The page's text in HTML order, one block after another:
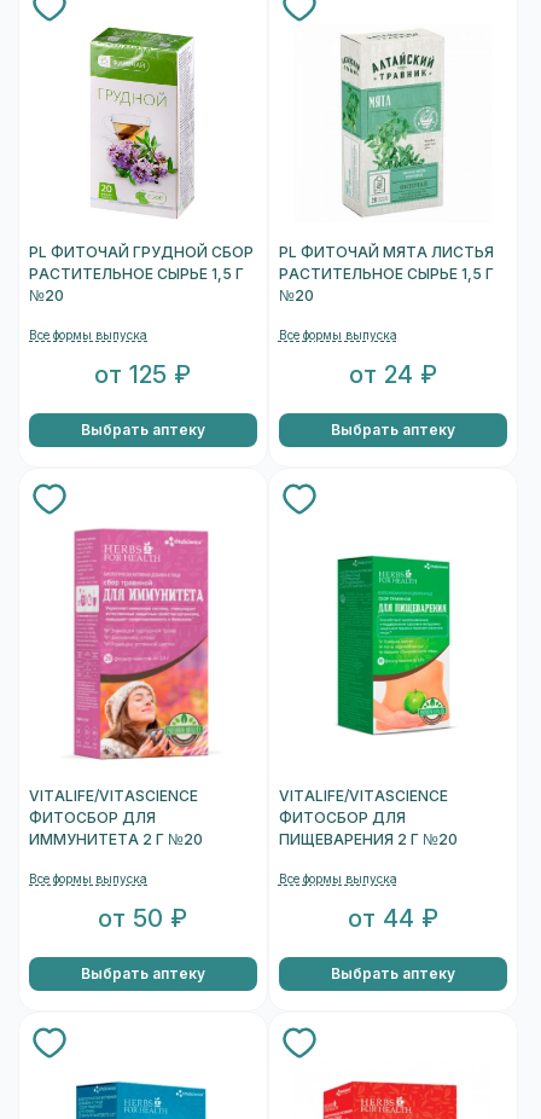
PL ФИТОЧАЙ ГРУДНОЙ СБОР
РАСТИТЕЛЬНОЕ СЫРЬЕ 1,5 Г
№20
Все формы выпуска
от 125 ₽
Выбрать аптеку
PL ФИТОЧАЙ МЯТА ЛИСТЬЯ
РАСТИТЕЛЬНОЕ СЫРЬЕ 1,5 Г
№20
Все формы выпуска
от 24 ₽
Выбрать аптеку
VITALIFE/VITASCIENCE
ФИТОСБОР ДЛЯ
ИММУНИТЕТА 2 Г №20
Все формы выпуска
от 50 ₽
Выбрать аптеку
VITALIFE/VITASCIENCE
ФИТОСБОР ДЛЯ
ПИЩЕВАРЕНИЯ 2 Г №20
Все формы выпуска
от 44 ₽
Выбрать аптеку